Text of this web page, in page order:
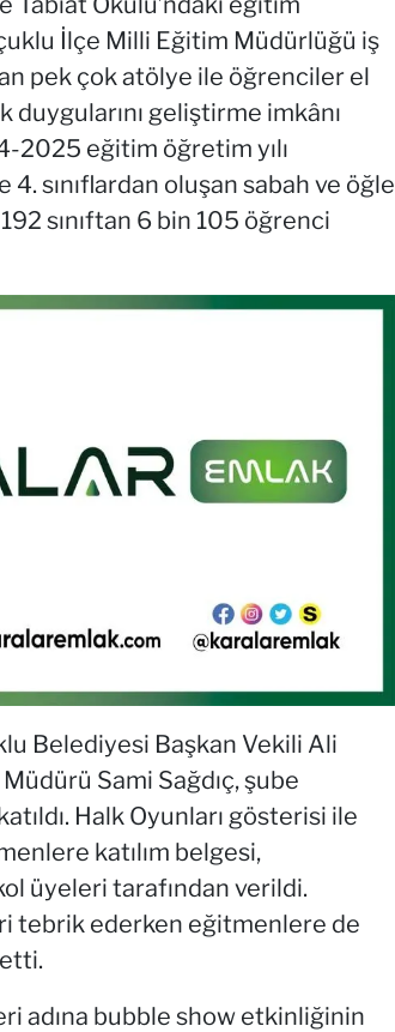
İlçe Milli Eğitim Müdürlüğü iş
pek çok atölye ile öğrenciler el
geliştirme imkânı
2025 eğitim öğretim yılı
sınıflardan oluşan sabah ve öğle
sınıftan 6 bin 105 öğrenci
Belediyesi Başkan Vekili Ali
Sami Sağdıç, şube
Halk Oyunları gösterisi ile
katılım belgesi,
üyeleri tarafından verildi.
tebrik ederken eğitmenlere de
adına bubble show etkinliğinin